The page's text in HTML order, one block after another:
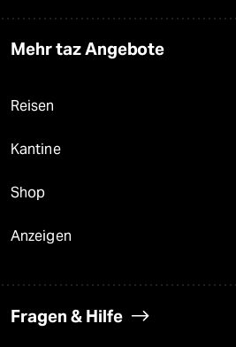
Mehr taz Angebote
Reisen
Kantine
Shop
Anzeigen
Fragen & Hilfe